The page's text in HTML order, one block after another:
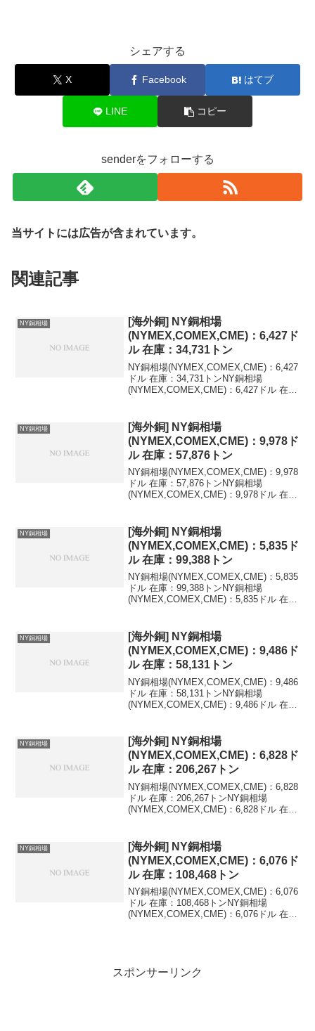
シェアする
X Facebook はてブ
LINE コピー
senderをフォローする
当サイトには広告が含まれています。
関連記事
NY銅相場
[海外銅] NY銅相場
(NYMEX,COMEX,CME)：6,427ド
ル 在庫：34,731トン
NY銅相場(NYMEX,COMEX,CME)：6,427
ドル 在庫：34,731トンNY銅相場
(NYMEX,COMEX,CME)：6,427ドル 在
値...
NY銅相場
[海外銅] NY銅相場
(NYMEX,COMEX,CME)：9,978ド
ル 在庫：57,876トン
NY銅相場(NYMEX,COMEX,CME)：9,978
ドル 在庫：57,876トンNY銅相場
(NYMEX,COMEX,CME)：9,978ドル 在
NY銅相場
[海外銅] NY銅相場
(NYMEX,COMEX,CME)：5,835ド
ル 在庫：99,388トン
NY銅相場(NYMEX,COMEX,CME)：5,835
ドル 在庫：99,388トンNY銅相場
(NYMEX,COMEX,CME)：5,835ドル 在
NY銅相場
[海外銅] NY銅相場
(NYMEX,COMEX,CME)：9,486ド
ル 在庫：58,131トン
NY銅相場(NYMEX,COMEX,CME)：9,486
ドル 在庫：58,131トンNY銅相場
(NYMEX,COMEX,CME)：9,486ドル 在
値...
NY銅相場
[海外銅] NY銅相場
(NYMEX,COMEX,CME)：6,828ド
ル 在庫：206,267トン
NY銅相場(NYMEX,COMEX,CME)：6,828
ドル 在庫：206,267トンNY銅相場
(NYMEX,COMEX,CME)：6,828ドル 在
NY銅相場
[海外銅] NY銅相場
(NYMEX,COMEX,CME)：6,076ド
ル 在庫：108,468トン
NY銅相場(NYMEX,COMEX,CME)：6,076
ドル 在庫：108,468トンNY銅相場
(NYMEX,COMEX,CME)：6,076ドル 在
スポンサーリンク